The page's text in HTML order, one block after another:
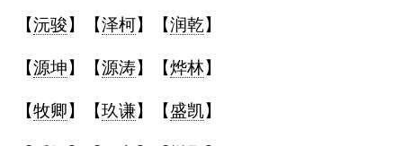
【沅骏】【泽柯】【润乾】
【源坤】【源涛】【烨林】
【牧卿】【玖谦】【盛凯】